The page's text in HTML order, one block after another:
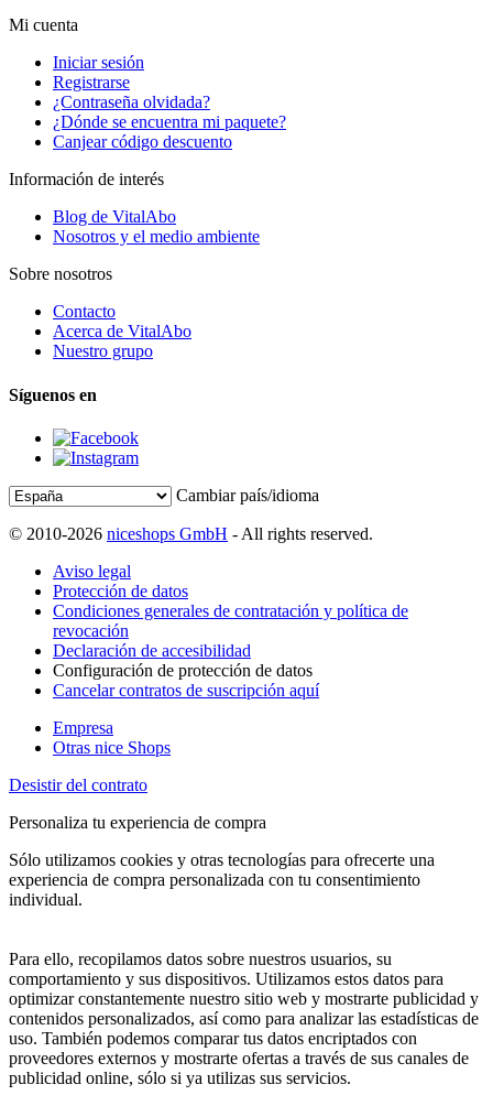
Mi cuenta
Iniciar sesión
Registrarse
¿Contraseña olvidada?
¿Dónde se encuentra mi paquete?
Canjear código descuento
Información de interés
Blog de VitalAbo
Nosotros y el medio ambiente
Sobre nosotros
Contacto
Acerca de VitalAbo
Nuestro grupo
Síguenos en
Cambiar país/idioma
© 2010-2026 niceshops GmbH - All rights reserved.
Aviso legal
Protección de datos
Condiciones generales de contratación y política de
revocación
Declaración de accesibilidad
Configuración de protección de datos
Cancelar contratos de suscripción aquí
Empresa
Otras nice Shops
Desistir del contrato
Personaliza tu experiencia de compra
Sólo utilizamos cookies y otras tecnologías para ofrecerte una
experiencia de compra personalizada con tu consentimiento
individual.
Para ello, recopilamos datos sobre nuestros usuarios, su
comportamiento y sus dispositivos. Utilizamos estos datos para
optimizar constantemente nuestro sitio web y mostrarte publicidad y
contenidos personalizados, así como para analizar las estadísticas de
uso. También podemos comparar tus datos encriptados con
proveedores externos y mostrarte ofertas a través de sus canales de
publicidad online, sólo si ya utilizas sus servicios.